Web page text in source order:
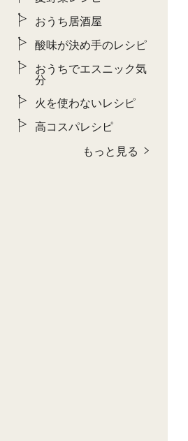
おうち居酒屋
酸味が決め手のレシピ
おうちでエスニック気
分
火を使わないレシピ
高コスパレシピ
もっと見る